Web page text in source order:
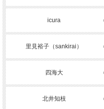
icura
里見裕子（sankirai）
四海大
北井知枝